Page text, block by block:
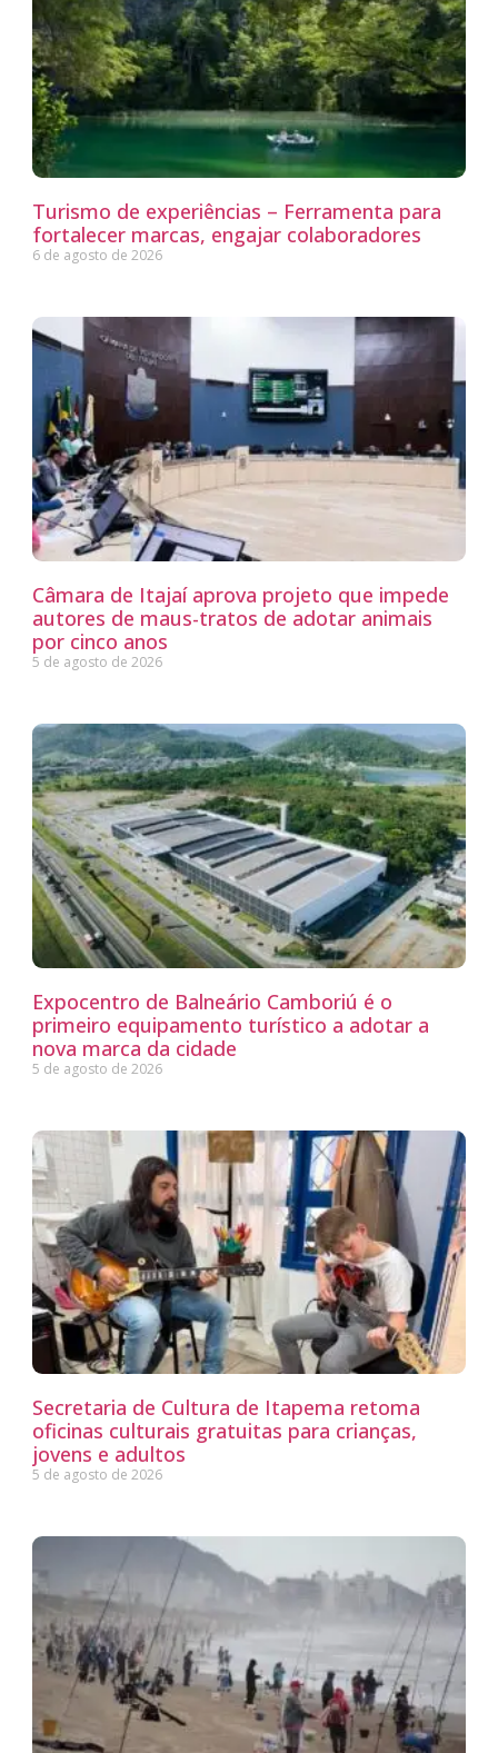
Turismo de experiências – Ferramenta para
fortalecer marcas, engajar colaboradores
6 de agosto de 2026
Câmara de Itajaí aprova projeto que impede
autores de maus-tratos de adotar animais
por cinco anos
5 de agosto de 2026
Expocentro de Balneário Camboriú é o
primeiro equipamento turístico a adotar a
nova marca da cidade
5 de agosto de 2026
Secretaria de Cultura de Itapema retoma
oficinas culturais gratuitas para crianças,
jovens e adultos
5 de agosto de 2026